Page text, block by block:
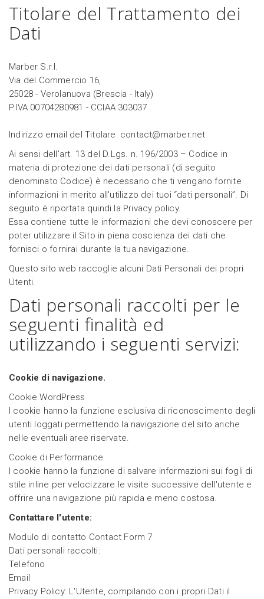
Titolare del Trattamento dei
Dati
Marber S.r.l.
Via del Commercio 16,
25028 - Verolanuova (Brescia - Italy)
P.IVA 00704280981 - CCIAA 303037
Indirizzo email del Titolare: contact@marber.net
Ai sensi dell'art. 13 del D.Lgs. n. 196/2003 – Codice in
materia di protezione dei dati personali (di seguito
denominato Codice) è necessario che ti vengano fornite
informazioni in merito all'utilizzo dei tuoi “dati personali”. Di
seguito è riportata quindi la Privacy policy.
Essa contiene tutte le informazioni che devi conoscere per
poter utilizzare il Sito in piena coscienza dei dati che
fornisci o fornirai durante la tua navigazione.
Questo sito web raccoglie alcuni Dati Personali dei propri
Utenti.
Dati personali raccolti per le
seguenti finalità ed
utilizzando i seguenti servizi:
Cookie di navigazione.
Cookie WordPress
I cookie hanno la funzione esclusiva di riconoscimento degli
utenti loggati permettendo la navigazione del sito anche
nelle eventuali aree riservate.
Cookie di Performance:
I cookie hanno la funzione di salvare informazioni sui fogli di
stile inline per velocizzare le visite successive dell'utente e
offrire una navigazione più rapida e meno costosa.
Contattare l'utente:
Modulo di contatto Contact Form 7
Dati personali raccolti:
Telefono
Email
Privacy Policy: L'Utente, compilando con i propri Dati il